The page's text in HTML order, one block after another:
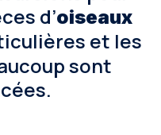
d’oiseaux
et les
sont